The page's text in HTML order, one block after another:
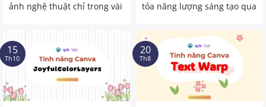
ảnh nghệ thuật chỉ trong vài
tỏa năng lượng sáng tạo qua
15
Th10
20
Th8